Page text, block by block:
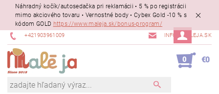
Náhradný kočík/autosedačka pri reklamácii • 5 % po registrácii
mimo akciového tovaru • Vernostné body • Cybex Gold -10 % s
kódom GOLD https://www.maleja.sk/bonus-program/
+421903961009 INFO@MALEJA.SK
0 €0